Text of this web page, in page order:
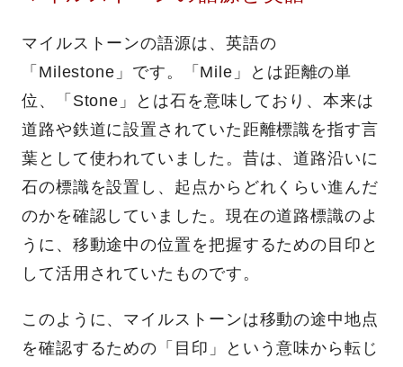
マイルストーンの語源は、英語の
「Milestone」です。「Mile」とは距離の単
位、「Stone」とは石を意味しており、本来は
道路や鉄道に設置されていた距離標識を指す言
葉として使われていました。昔は、道路沿いに
石の標識を設置し、起点からどれくらい進んだ
のかを確認していました。現在の道路標識のよ
うに、移動途中の位置を把握するための目印と
して活用されていたものです。
このように、マイルストーンは移動の途中地点
を確認するための「目印」という意味から転じ